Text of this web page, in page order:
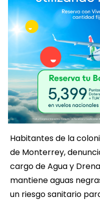
Habitantes de la
de Monterrey,
cargo de Agua y
mantiene aguas
un riesgo sanitario